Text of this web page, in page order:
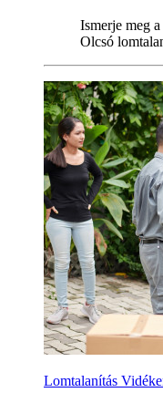
Ismerje meg
Olcsó
Lomtalanítás